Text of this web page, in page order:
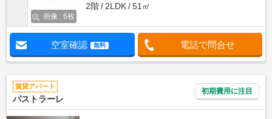
画像 : 6枚
2階
2LDK 51㎡
空室確認 無料 電話で問合せ
賃貸アパート
パストラーレ
初期費用に注目